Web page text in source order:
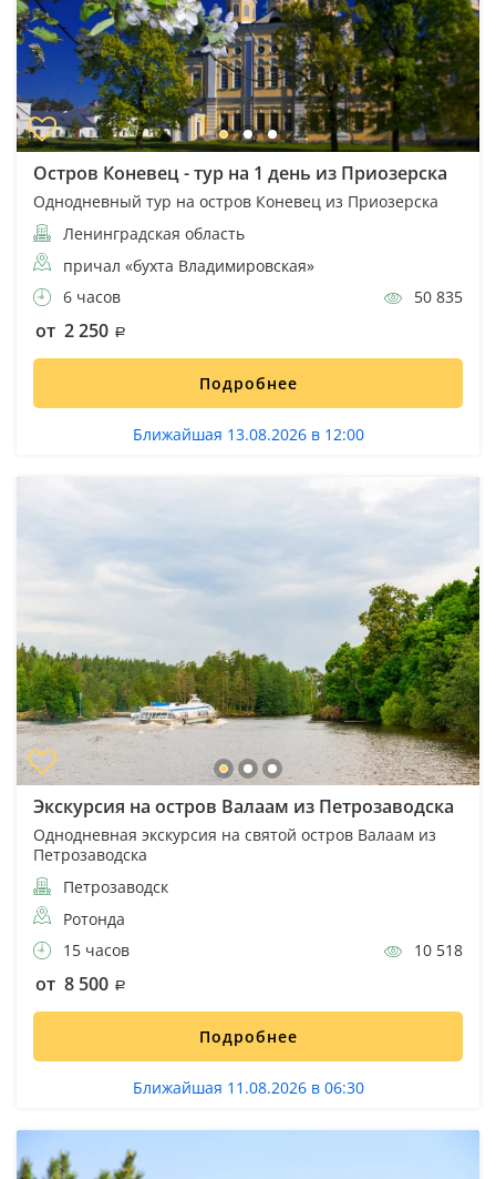
Остров Коневец - тур на 1 день из Приозерска
Однодневный тур на остров Коневец из Приозерска
Ленинградская область
причал «бухта Владимировская»
6 часов
50 835
от 2 250
Подробнее
Ближайшая 13.08.2026 в 12:00
Экскурсия на остров Валаам из Петрозаводска
Однодневная экскурсия на святой остров Валаам из
Петрозаводска
Петрозаводск
Ротонда
15 часов
10 518
от 8 500
Подробнее
Ближайшая 11.08.2026 в 06:30